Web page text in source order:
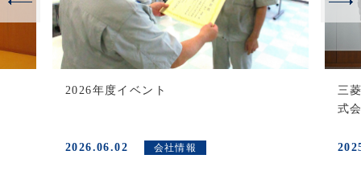
2026年度イベント
2026.06.02 会社情報
三
式